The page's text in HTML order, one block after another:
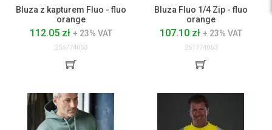
Bluza z kapturem Fluo - fluo
orange
112.05 zł + 23% VAT
255774053
Bluza Fluo 1/4 Zip - fluo
orange
107.10 zł + 23% VAT
261774053